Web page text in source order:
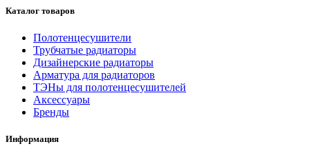
Каталог товаров
Полотенцесушители
Трубчатые радиаторы
Дизайнерские радиаторы
Арматура для радиаторов
ТЭНы для полотенцесушителей
Аксессуары
Бренды
Информация